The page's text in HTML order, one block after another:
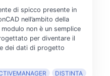
di spicco presente in
nell’ambito della
non è un semplice
per diventare il
dei dati di progetto
DISTINTA